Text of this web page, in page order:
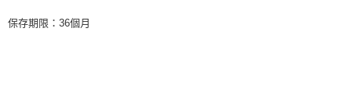
保存期限：36個月